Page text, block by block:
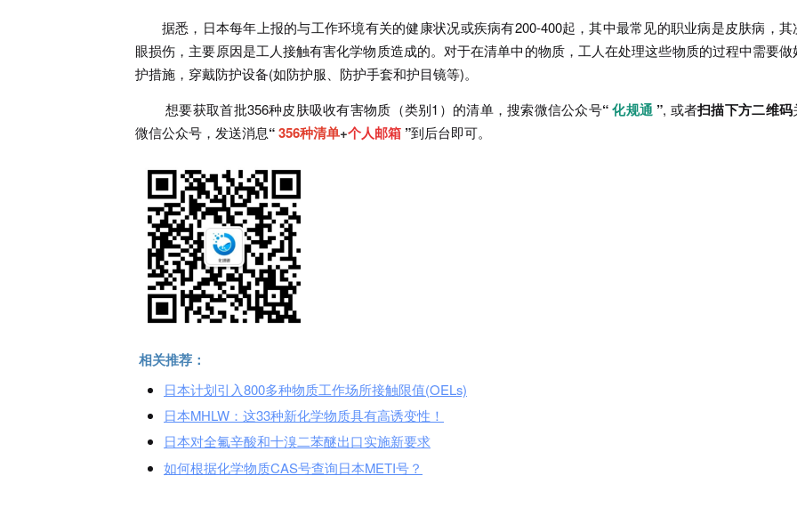
据悉，日本每年上报的与工作环境有关的健康状况或疾病有200-400起，其中最常见的职业病是皮肤病，其
眼损伤，主要原因是工人接触有害化学物质造成的。对于在清单中的物质，工人在处理这些物质的过程中需要做
护措施，穿戴防护设备(如防护服、防护手套和护目镜等)。
想要获取首批356种皮肤吸收有害物质（类别1）的清单，搜索微信公众号“化规通 ”, 或者扫描下方二维码
微信公众号， 发送消息“356种清单+个人邮箱 ”到后台即可。
相关推荐：
日本计划引入800多种物质工作场所接触限值(OELs)
日本MHLW：这33种新化学物质具有高诱变性！
日本对全氟辛酸和十溴二苯醚出口实施新要求
如何根据化学物质CAS号查询日本METI号？